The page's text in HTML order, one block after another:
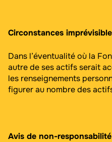
Circonstances
Dans l’éventualité où la
autre de ses actifs serait
les renseignements
figurer au nombre des
Avis de non-responsabilité